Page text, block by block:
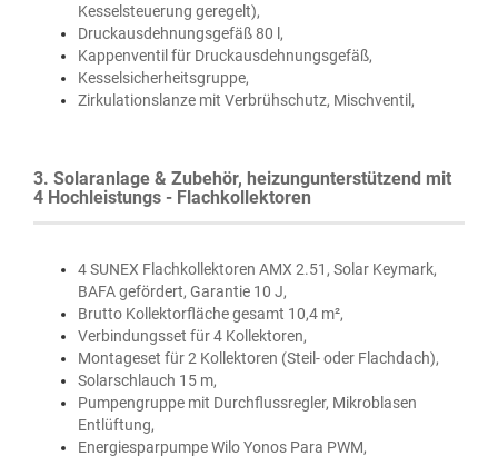
Kesselsteuerung geregelt),
Druckausdehnungsgefäß 80 l,
Kappenventil für Druckausdehnungsgefäß,
Kesselsicherheitsgruppe,
Zirkulationslanze mit Verbrühschutz, Mischventil,
3. Solaranlage & Zubehör, heizungunterstützend mit
4 Hochleistungs - Flachkollektoren
4 SUNEX Flachkollektoren AMX 2.51, Solar Keymark,
BAFA gefördert, Garantie 10 J,
Brutto Kollektorfläche gesamt 10,4 m²,
Verbindungsset für 4 Kollektoren,
Montageset für 2 Kollektoren (Steil- oder Flachdach),
Solarschlauch 15 m,
Pumpengruppe mit Durchflussregler, Mikroblasen
Entlüftung,
Energiesparpumpe Wilo Yonos Para PWM,